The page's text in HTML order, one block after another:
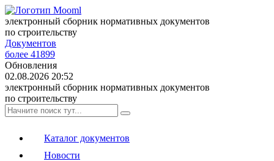
электронный сборник нормативных документов
по строительству
Документов
более 41899
Обновления
02.08.2026 20:52
электронный сборник нормативных документов
по строительству
Каталог документов
Новости